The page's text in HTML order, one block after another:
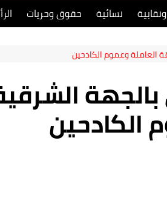
نسائية حقوق وحريات
العاملة وعموم الكادحين
الكادحين